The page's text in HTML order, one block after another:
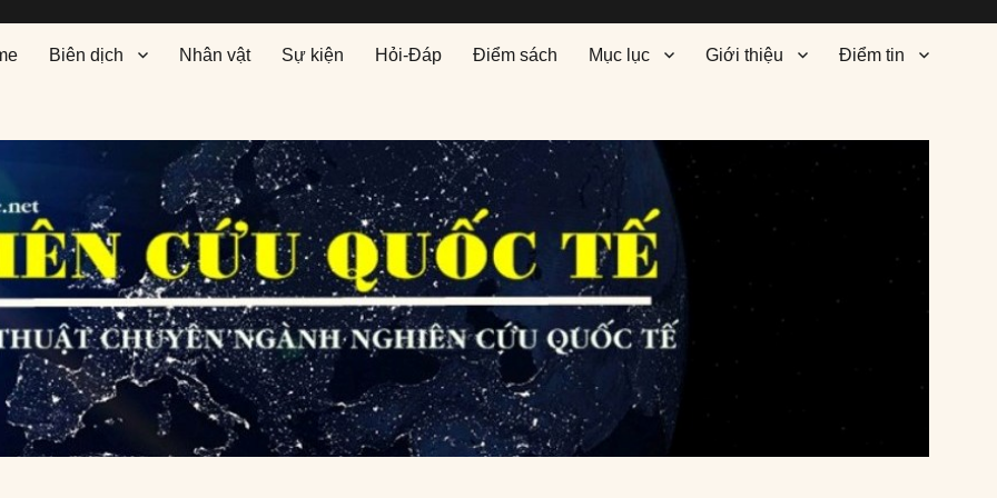
Biên dịch Nhân vật Sự kiện Hỏi-Đáp Điểm sách Mục lục Giới thiệu Điểm tin